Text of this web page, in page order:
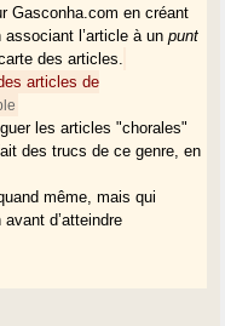
Gasconha.com en créant
associant l’article à unpunt
des articles.
articles de
les articles "chorales"
des trucs de ce genre, en
même, mais qui
d’atteindre